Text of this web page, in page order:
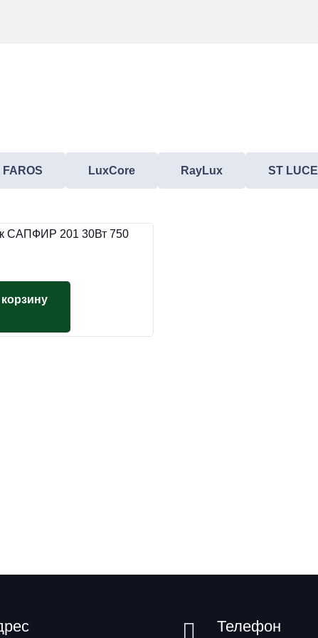
FAROS LuxCore RayLux ST LUCE
САПФИР 201 30Вт 750
Телефон